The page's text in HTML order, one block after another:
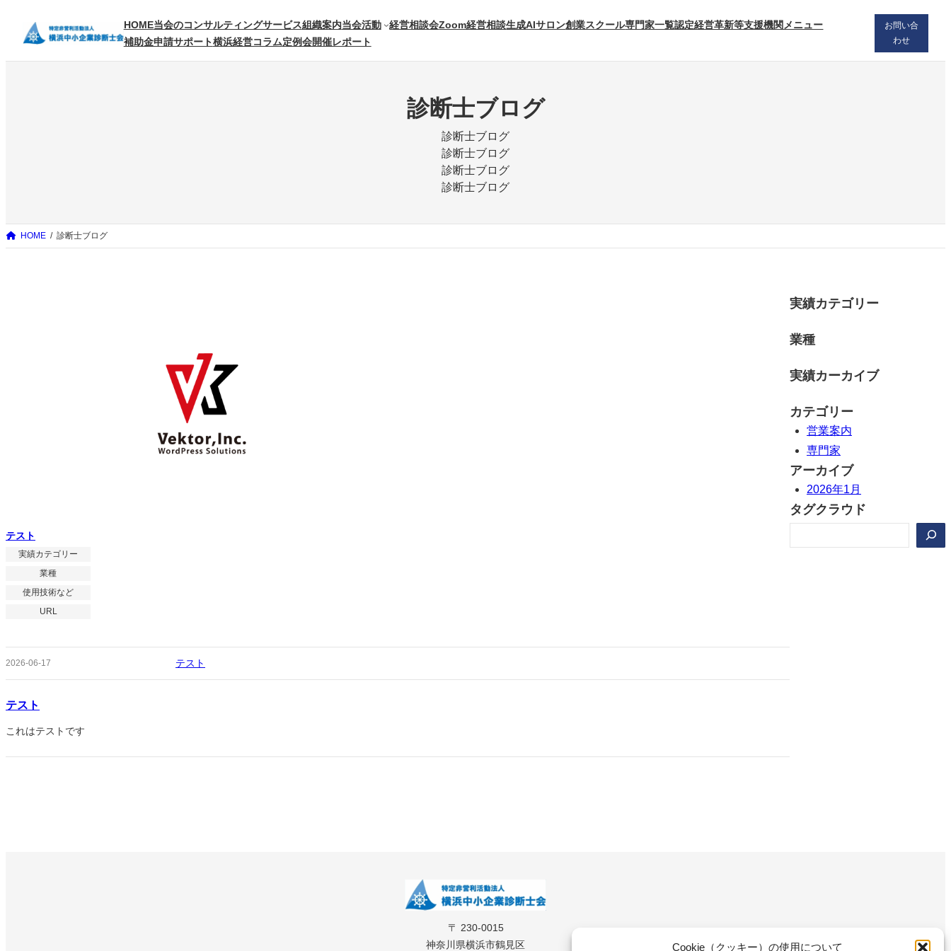
Cookie（クッキー）の使用について
HOME当会のコンサルティングサービス組織案内当会活動 経営相談会Zoom経営相談生成AIサロン創業スクール専門家一覧認定経営革新等支援機関メニュー
補助金申請サポート横浜経営コラム定例会開催レポート
お問い合
わせ
診断士ブログ
診断士ブログ
診断士ブログ
診断士ブログ
診断士ブログ
HOME 診断士ブログ
テスト
実績カテゴリー
業種
使用技術など
URL
2026-06-17 テスト
テスト
これはテストです
実績カテゴリー
業種
実績カーカイブ
カテゴリー
営業案内
専門家
アーカイブ
2026年1月
タグクラウド
索
〒 230-0015
神奈川県横浜市鶴見区